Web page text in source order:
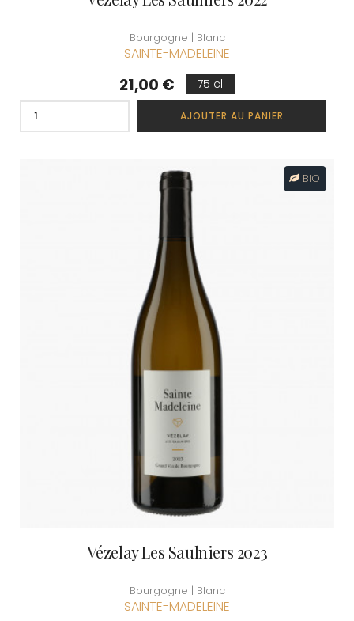
Bourgogne | Blanc
SAINTE-MADELEINE
Prix
21,00 € 75 cl
AJOUTER AU PANIER
BIO
Vézelay Les Saulniers 2023
Bourgogne | Blanc
SAINTE-MADELEINE